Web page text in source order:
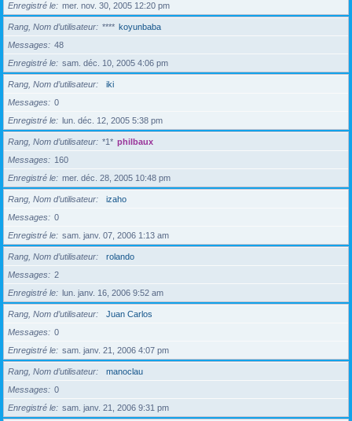
Enregistré le
mer. nov. 30, 2005 12:20 pm
Rang, Nom d’utilisateur **** koyunbaba
Messages
48
Enregistré le
sam. déc. 10, 2005 4:06 pm
Rang, Nom d’utilisateur
iki
Messages
0
Enregistré le
lun. déc. 12, 2005 5:38 pm
Rang, Nom d’utilisateur *1* philbaux
Messages
160
Enregistré le
mer. déc. 28, 2005 10:48 pm
Rang, Nom d’utilisateur
izaho
Messages
0
Enregistré le
sam. janv. 07, 2006 1:13 am
Rang, Nom d’utilisateur
rolando
Messages
2
Enregistré le
lun. janv. 16, 2006 9:52 am
Rang, Nom d’utilisateur
Juan Carlos
Messages
0
Enregistré le
sam. janv. 21, 2006 4:07 pm
Rang, Nom d’utilisateur
manoclau
Messages
0
Enregistré le
sam. janv. 21, 2006 9:31 pm